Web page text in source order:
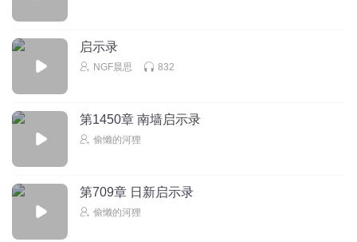
启示录
NGF晨思 832
第1450章 南墙启示录
偷懒的河狸
第709章 日新启示录
偷懒的河狸